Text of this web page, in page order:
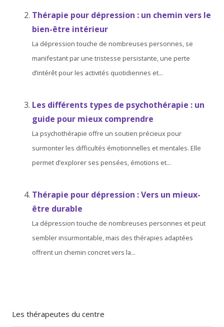
Thérapie pour dépression : un chemin vers le
bien-être intérieur
La dépression touche de nombreuses personnes, se
manifestant par une tristesse persistante, une perte
d’intérêt pour les activités quotidiennes et...
Les différents types de psychothérapie : un
guide pour mieux comprendre
La psychothérapie offre un soutien précieux pour
surmonter les difficultés émotionnelles et mentales. Elle
permet d’explorer ses pensées, émotions et...
Thérapie pour dépression : Vers un mieux-
être durable
La dépression touche de nombreuses personnes et peut
sembler insurmontable, mais des thérapies adaptées
offrent un chemin concret vers la...
Les thérapeutes du centre